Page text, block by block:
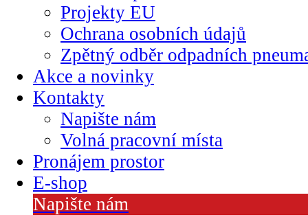
Projekty EU
Ochrana osobních údajů
Zpětný odběr odpadních
Akce a novinky
Kontakty
Napište nám
Volná pracovní místa
Pronájem prostor
E-shop
Napište nám